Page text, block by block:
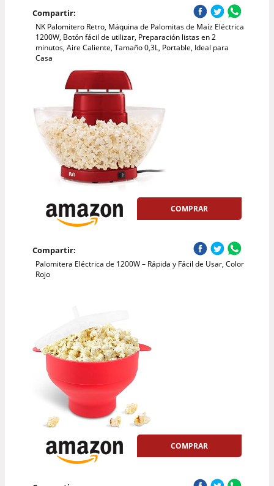
Compartir:
NK Palomitero Retro, Máquina de Palomitas de Maíz Eléctrica
1200W, Botón fácil de utilizar, Preparación listas en 2
minutos, Aire Caliente, Tamaño 0,3L, Portable, Ideal para
Casa
COMPRAR
Compartir:
Palomitera Eléctrica de 1200W – Rápida y Fácil de Usar, Color
Rojo
COMPRAR